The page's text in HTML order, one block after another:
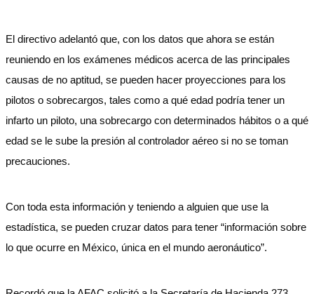
El directivo adelantó que, con los datos que ahora se están
reuniendo en los exámenes médicos acerca de las principales
causas de no aptitud, se pueden hacer proyecciones para los
pilotos o sobrecargos, tales como a qué edad podría tener un
infarto un piloto, una sobrecargo con determinados hábitos o a qué
edad se le sube la presión al controlador aéreo si no se toman
precauciones.
Con toda esta información y teniendo a alguien que use la
estadística, se pueden cruzar datos para tener “información sobre
lo que ocurre en México, única en el mundo aeronáutico”.